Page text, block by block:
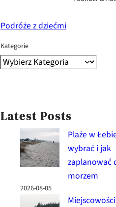
Podróże z dziećmi
Kategorie
Latest Posts
Plaże w
wybrać i jak
zaplanować
morzem
2026-08-05